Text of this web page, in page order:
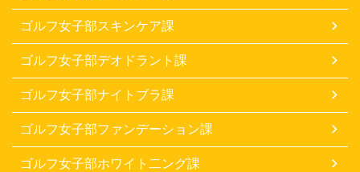
ゴルフ女子部スキンケア課
ゴルフ女子部デオドラント課
ゴルフ女子部ナイトブラ課
ゴルフ女子部ファンデーション課
ゴルフ女子部ホワイト二ング課